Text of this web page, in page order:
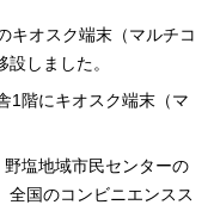
キオスク端末（マルチコ
しました。
1階にキオスク端末（マ
塩地域市民センターの
全国のコンビニエンスス